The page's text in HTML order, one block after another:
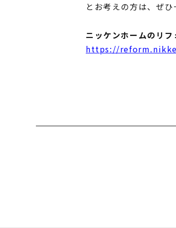
とお考えの方は、ぜひ
ニッケンホームのリ
https://